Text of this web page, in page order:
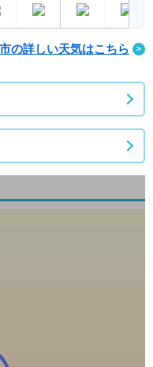
の詳しい天気はこちら